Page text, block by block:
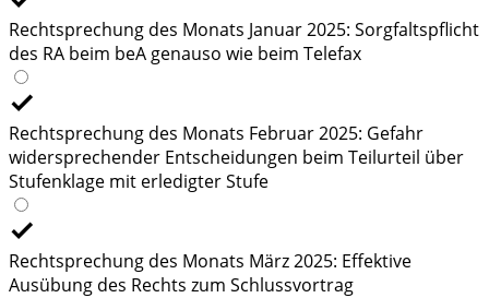
Rechtsprechung des Monats Januar 2025: Sorgfaltspflicht
des RA beim beA genauso wie beim Telefax
Rechtsprechung des Monats Februar 2025: Gefahr
widersprechender Entscheidungen beim Teilurteil über
Stufenklage mit erledigter Stufe
Rechtsprechung des Monats März 2025: Effektive
Ausübung des Rechts zum Schlussvortrag